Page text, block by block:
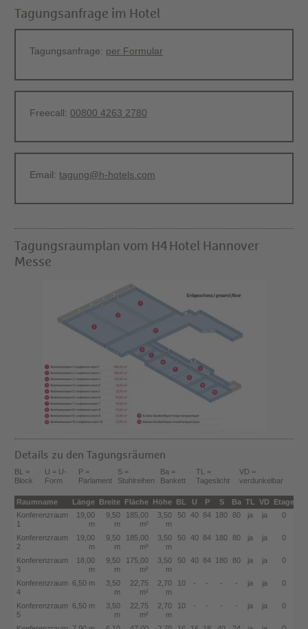
Tagungsanfrage im Hotel
Tagungsanfrage: per Formular
Freecall: 00800 4263 2780
Email: tagung@h-hotels.com
Tagungsraumplan vom H4 Hotel Hannover
Messe
Details zu den Tagungsräumen
BL =
Block
U = U-
Form
P =
Parlament
S =
Stuhlreihen
Ba =
Bankett
TL =
Tageslicht
VD =
verdunkelbar
Raumname Länge Breite Fläche Höhe BL U P S Ba TL VD
Etage
Konferenzraum
1
19,00
m
9,50
m
185,00
m²
3,50
m
50 40 84 180 80 ja ja 0
Konferenzraum
2
19,00
m
9,50
m
185,00
m²
3,50
m
50 40 84 180 80 ja ja 0
Konferenzraum
3
18,00
m
9,50
m
175,00
m²
3,50
m
50 40 84 180 80 ja ja 0
Konferenzraum
4
6,50 m
3,50
m
22,75
m²
2,70
m
10 - - - - ja ja 0
Konferenzraum
5
6,50 m
3,50
m
22,75
m²
2,70
m
10 - - - - ja ja 0